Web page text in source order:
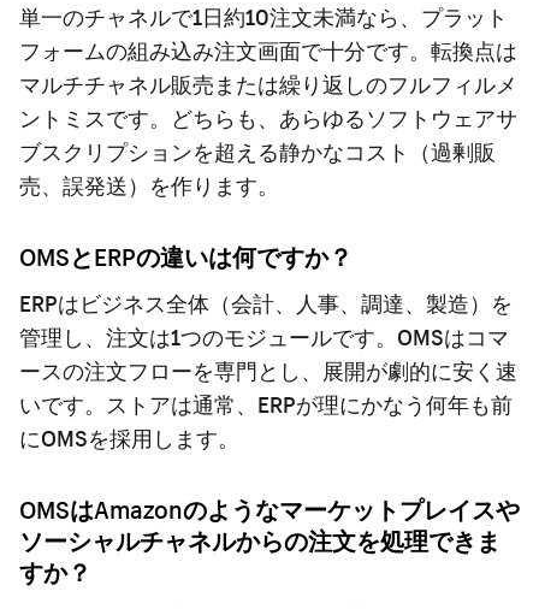
単一のチャネルで1日約10注文未満なら、プラット
フォームの組み込み注文画面で十分です。転換点は
マルチチャネル販売または繰り返しのフルフィルメ
ントミスです。どちらも、あらゆるソフトウェアサ
ブスクリプションを超える静かなコスト（過剰販
売、誤発送）を作ります。
OMSとERPの違いは何ですか？
ERPはビジネス全体（会計、人事、調達、製造）を
管理し、注文は1つのモジュールです。OMSはコマ
ースの注文フローを専門とし、展開が劇的に安く速
いです。ストアは通常、ERPが理にかなう何年も前
にOMSを採用します。
OMSはAmazonのようなマーケットプレイスや
ソーシャルチャネルからの注文を処理できま
すか？